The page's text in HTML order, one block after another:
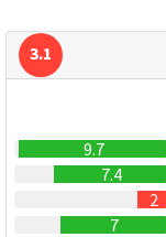
3.1
9.7
7.4
2
7